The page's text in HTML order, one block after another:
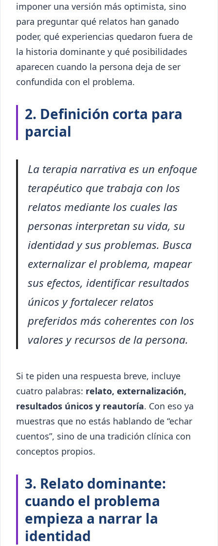
imponer una versión más optimista, sino
para preguntar qué relatos han ganado
poder, qué experiencias quedaron fuera de
la historia dominante y qué posibilidades
aparecen cuando la persona deja de ser
confundida con el problema.
2. Definición corta para
parcial
La terapia narrativa es un enfoque
terapéutico que trabaja con los
relatos mediante los cuales las
personas interpretan su vida, su
identidad y sus problemas. Busca
externalizar el problema, mapear
sus efectos, identificar resultados
únicos y fortalecer relatos
preferidos más coherentes con los
valores y recursos de la persona.
Si te piden una respuesta breve, incluye
cuatro palabras: relato, externalización,
resultados únicos y reautoría. Con eso ya
muestras que no estás hablando de “echar
cuentos”, sino de una tradición clínica con
conceptos propios.
3. Relato dominante:
cuando el problema
empieza a narrar la
identidad